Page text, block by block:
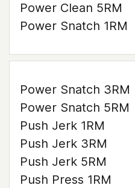
Power Clean 5RM
Power Snatch 1RM
Power Snatch 3RM
Power Snatch 5RM
Push Jerk 1RM
Push Jerk 3RM
Push Jerk 5RM
Push Press 1RM